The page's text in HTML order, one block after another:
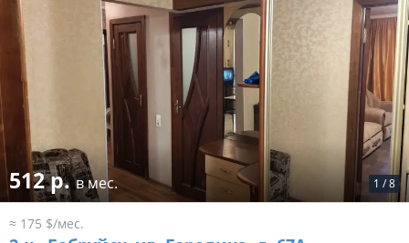
1 /8
512 р.в мес.
≈ 175 $/мес.